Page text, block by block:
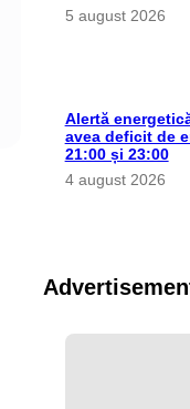
5 august 2026
Alertă
avea deficit de
21:00 și 23:00
4 august 2026